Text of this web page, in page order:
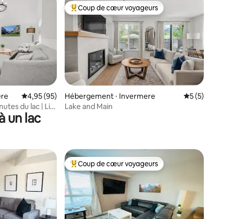
18 commentaires : 5 sur 5
Évaluation moyenne sur la base de 95 commentaires : 4,95 sur 5
4,95 (95)
du lac | Lit
| Climatisation
Coups de cœur voyageurs les plus appréciés
Coup de cœur voyageurs
Hébergement ⋅ Invermere Évaluation
5 (5)
Lake and Main
un lac
Coups de cœur voyageurs les plus appréciés
Coup de cœur voyageurs